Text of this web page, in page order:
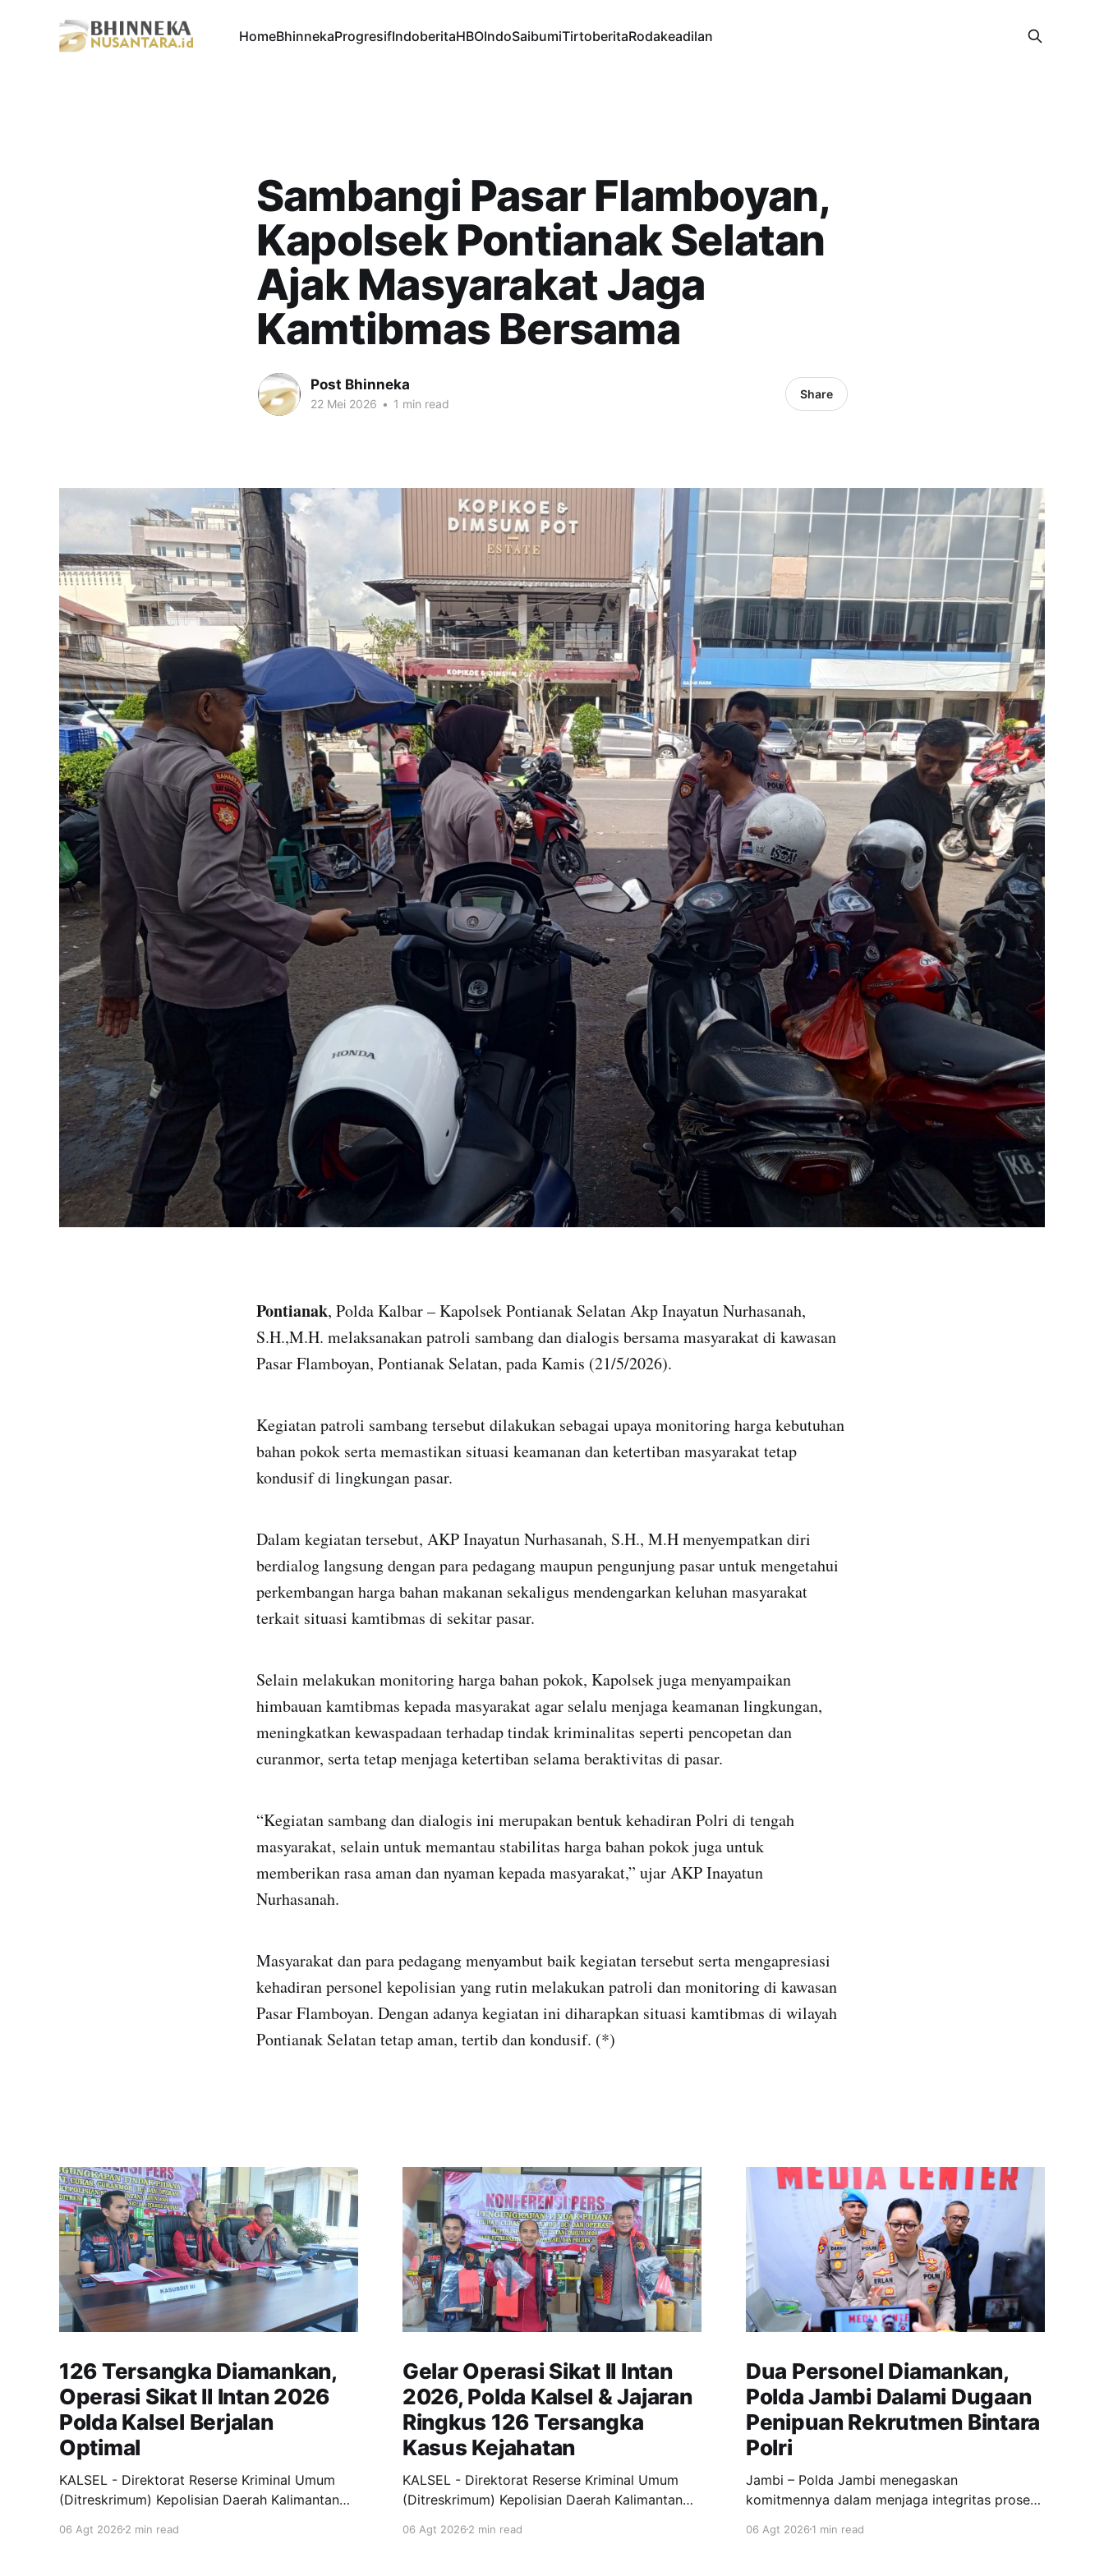
HomeBhinnekaProgresifIndoberitaHBOIndoSaibumiTirtoberitaRodakeadilan
Sambangi Pasar Flamboyan,
Kapolsek Pontianak Selatan
Ajak Masyarakat Jaga
Kamtibmas Bersama
Post Bhinneka
22 Mei 2026 • 1 min read
Share
Pontianak, Polda Kalbar – Kapolsek Pontianak Selatan Akp Inayatun Nurhasanah,
S.H.,M.H. melaksanakan patroli sambang dan dialogis bersama masyarakat di kawasan
Pasar Flamboyan, Pontianak Selatan, pada Kamis (21/5/2026).
Kegiatan patroli sambang tersebut dilakukan sebagai upaya monitoring harga kebutuhan
bahan pokok serta memastikan situasi keamanan dan ketertiban masyarakat tetap
kondusif di lingkungan pasar.
Dalam kegiatan tersebut, AKP Inayatun Nurhasanah, S.H., M.H menyempatkan diri
berdialog langsung dengan para pedagang maupun pengunjung pasar untuk mengetahui
perkembangan harga bahan makanan sekaligus mendengarkan keluhan masyarakat
terkait situasi kamtibmas di sekitar pasar.
Selain melakukan monitoring harga bahan pokok, Kapolsek juga menyampaikan
himbauan kamtibmas kepada masyarakat agar selalu menjaga keamanan lingkungan,
meningkatkan kewaspadaan terhadap tindak kriminalitas seperti pencopetan dan
curanmor, serta tetap menjaga ketertiban selama beraktivitas di pasar.
“Kegiatan sambang dan dialogis ini merupakan bentuk kehadiran Polri di tengah
masyarakat, selain untuk memantau stabilitas harga bahan pokok juga untuk
memberikan rasa aman dan nyaman kepada masyarakat,” ujar AKP Inayatun
Nurhasanah.
Masyarakat dan para pedagang menyambut baik kegiatan tersebut serta mengapresiasi
kehadiran personel kepolisian yang rutin melakukan patroli dan monitoring di kawasan
Pasar Flamboyan. Dengan adanya kegiatan ini diharapkan situasi kamtibmas di wilayah
Pontianak Selatan tetap aman, tertib dan kondusif. (*)
126 Tersangka Diamankan,
Operasi Sikat II Intan 2026
Polda Kalsel Berjalan
Optimal
KALSEL - Direktorat Reserse Kriminal Umum
(Ditreskrimum) Kepolisian Daerah Kalimantan
sukses menggelar Operasi Kepolisian
06 Agt 2026 2 min read
Gelar Operasi Sikat II Intan
2026, Polda Kalsel & Jajaran
Ringkus 126 Tersangka
Kasus Kejahatan
KALSEL - Direktorat Reserse Kriminal Umum
(Ditreskrimum) Kepolisian Daerah Kalimantan
sukses menggelar Operasi Kepolisian
06 Agt 20262 min read
Dua Personel Diamankan,
Polda Jambi Dalami Dugaan
Penipuan Rekrutmen Bintara
Polri
Jambi – Polda Jambi menegaskan
komitmennya dalam menjaga integritas proses
tegas dugaan kasus penipuan rekrutmen
06 Agt 20261 min read